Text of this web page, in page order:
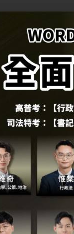
混合題型。科目前
共同科目及各類
對所有考生均相
、法學緒論20%
、法學緒論20%